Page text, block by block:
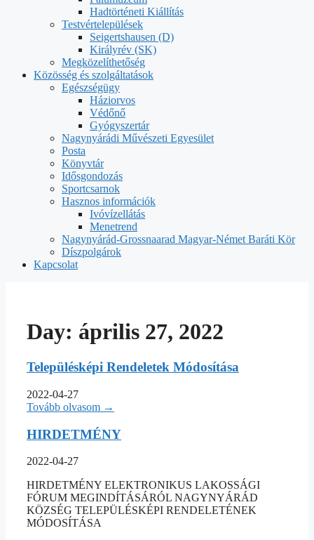
Hadtörténeti Kiállítás
Testvértelepülések
Seigertshausen (D)
Királyrév (SK)
Megközelíthetőség
Közösség és szolgáltatások
Egészségügy
Háziorvos
Védőnő
Gyógyszertár
Nagynyárádi Művészeti Egyesület
Posta
Könyvtár
Idősgondozás
Sportcsarnok
Hasznos információk
Ivóvízellátás
Menetrend
Nagynyárád-Grossnaarad Magyar-Német Baráti Kör
Díszpolgárok
Kapcsolat
Day: április 27, 2022
Településképi Rendeletek Módosítása
2022-04-27
Tovább olvasom →
HIRDETMÉNY
2022-04-27
HIRDETMÉNY ELEKTRONIKUS LAKOSSÁGI
FÓRUM MEGINDÍTÁSÁRÓL NAGYNYÁRÁD
KÖZSÉG TELEPÜLÉSKÉPI RENDELETÉNEK
MÓDOSÍTÁSA